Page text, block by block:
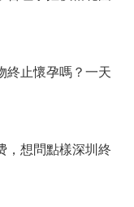
終止懷孕嗎？一天
，想問點樣深圳終